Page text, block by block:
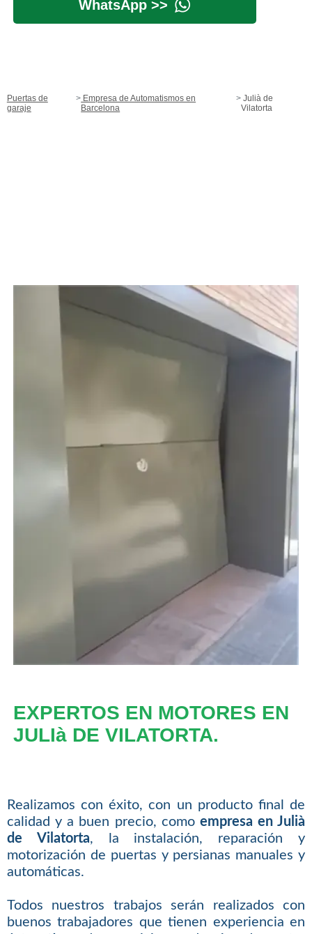
WhatsApp >>
Puertas de
garaje
Empresa de Automatismos en
Barcelona
Julià de
Vilatorta
EXPERTOS EN MOTORES EN
JULIà DE VILATORTA.
Realizamos con éxito, con un producto final de
calidad y a buen precio, como empresa en Julià
de Vilatorta, la instalación, reparación y
motorización de puertas y persianas manuales y
automáticas.
Todos nuestros trabajos serán realizados con
buenos trabajadores que tienen experiencia en